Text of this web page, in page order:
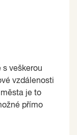
s veškerou
vzdálenosti
je to
přímo